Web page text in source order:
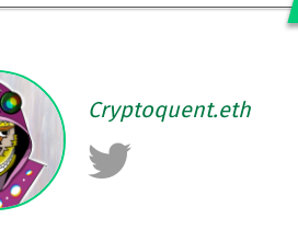
Cryptoquent.eth